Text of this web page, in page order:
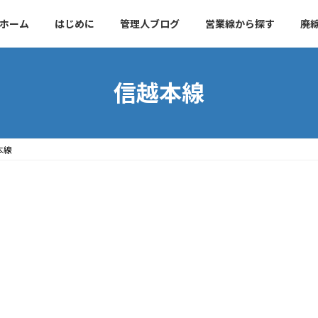
ホーム はじめに 管理人ブログ 営業線から探す 廃
信越本線
線